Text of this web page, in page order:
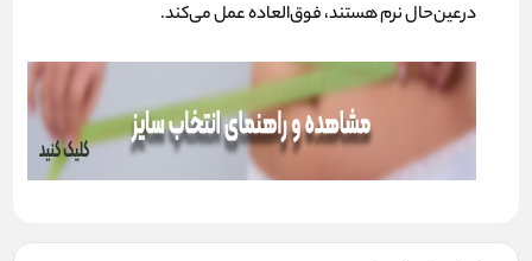
درعین‌حال نرم هستند، فوق‌العاده عمل می‌کند.